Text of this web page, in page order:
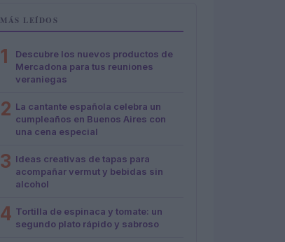
MÁS LEÍDOS
1
Descubre los nuevos productos de
Mercadona para tus reuniones
veraniegas
2 La cantante española celebra un
cumpleaños en Buenos Aires con
una cena especial
3 Ideas creativas de tapas para
acompañar vermut y bebidas sin
alcohol
4 Tortilla de espinaca y tomate: un
segundo plato rápido y sabroso